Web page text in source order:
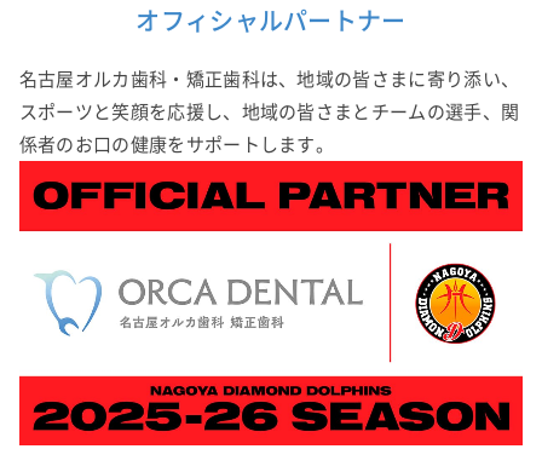
オフィシャルパートナー
名古屋オルカ歯科・矯正歯科は、地域の皆さまに寄り添い、
スポーツと笑顔を応援し、地域の皆さまとチームの選手、関
係者のお口の健康をサポートします。